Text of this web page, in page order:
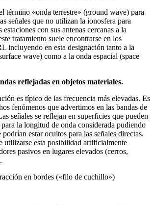
término «onda terrestre» (ground wave) para
señales que no utilizan la ionosfera para
estaciones con sus antenas cercanas a la
tratamiento suele encontrarse en los
incluyendo en esta designación tanto a la
wave) como a la onda espacial (space
reflejadas en objetos materiales.
es típico de las frecuencia más elevadas. Es
fenómenos que advertimos en las bandas de
señales se reflejan en superficies que pueden
la longitud de onda considerada pudiendo
estar ocultos para las señales directas.
utilizarse esta posibilidad artificialmente
pasivos en lugares elevados (cerros,
en bordes («filo de cuchillo»)